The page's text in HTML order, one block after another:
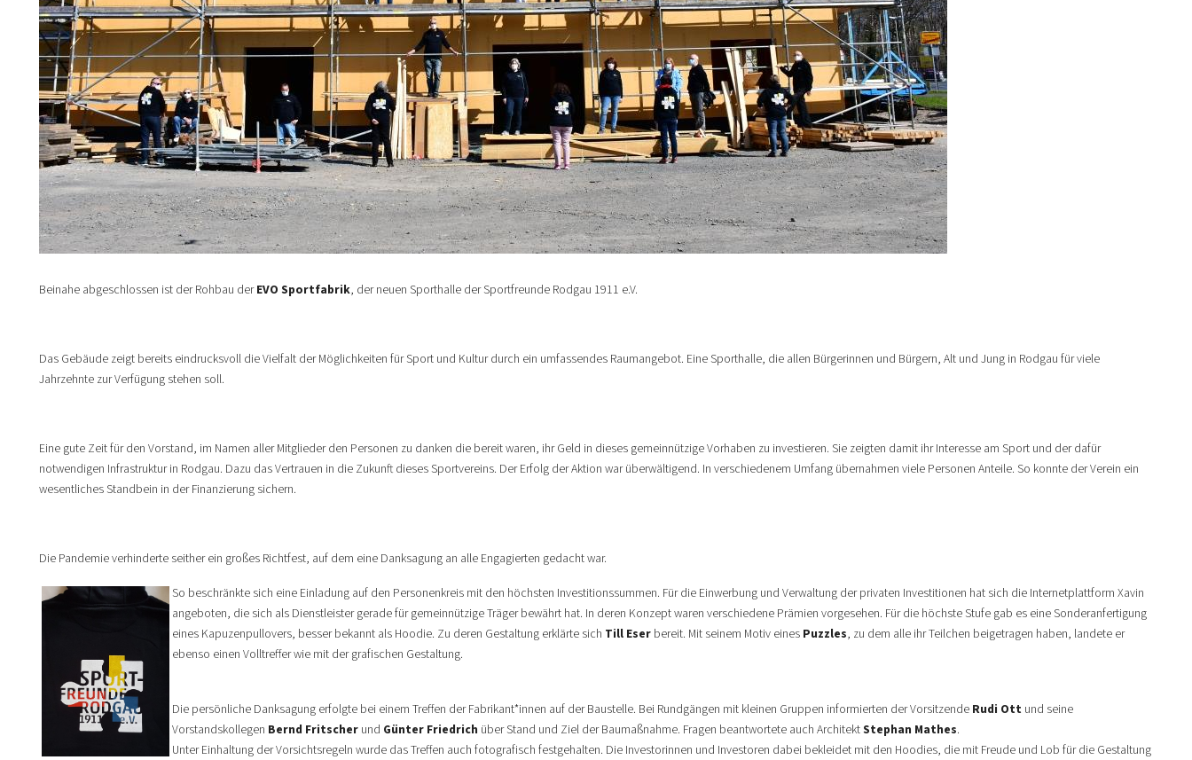
Beinahe abgeschlossen ist der Rohbau derEVO Sportfabrik, der neuen Sporthalle der Sportfreunde Rodgau 1911 e.V.
Das Gebäude zeigt bereits eindrucksvoll die Vielfalt der Möglichkeiten für Sport und Kultur durch ein umfassendes Raumangebot. Eine Sporthalle, die allen Bürgerinnen und Bürgern, Alt und Jung in Rodgau für viele
Jahrzehnte zur Verfügung stehen soll.
Eine gute Zeit für den Vorstand, im Namen aller Mitglieder den Personen zu danken die bereit waren, ihr Geld in dieses gemeinnützige Vorhaben zu investieren. Sie zeigten damit ihr Interesse am Sport und der dafür
notwendigen Infrastruktur in Rodgau. Dazu das Vertrauen in die Zukunft dieses Sportvereins. Der Erfolg der Aktion war überwältigend. In verschiedenem Umfang übernahmen viele Personen Anteile. So konnte der Verein ein
wesentliches Standbein in der Finanzierung sichern.
Die Pandemie verhinderte seither ein großes Richtfest, auf dem eine Danksagung an alle Engagierten gedacht war.
So beschränkte sich eine Einladung auf den Personenkreis mit den höchsten Investitionssummen. Für die Einwerbung und Verwaltung der privaten Investitionen hat sich die Internetplattform Xavin
angeboten, die sich als Dienstleister gerade für gemeinnützige Träger bewährt hat. In deren Konzept waren verschiedene Prämien vorgesehen. Für die höchste Stufe gab es eine Sonderanfertigung
eines Kapuzenpullovers, besser bekannt als Hoodie. Zu deren Gestaltung erklärte sich Till Eser bereit. Mit seinem Motiv eines Puzzles, zu dem alle ihr Teilchen beigetragen haben, landete er
ebenso einen Volltreffer wie mit der grafischen Gestaltung.
Die persönliche Danksagung erfolgte bei einem Treffen der Fabrikant*innen auf der Baustelle. Bei Rundgängen mit kleinen Gruppen informierten der Vorsitzende Rudi Ott und seine
Vorstandskollegen Bernd Fritscher und Günter Friedrich über Stand und Ziel der Baumaßnahme. Fragen beantwortete auch ArchitektStephan Mathes.
Unter Einhaltung der Vorsichtsregeln wurde das Treffen auch fotografisch festgehalten. Die Investorinnen und Investoren dabei bekleidet mit den Hoodies, die mit Freude und Lob für die Gestaltung